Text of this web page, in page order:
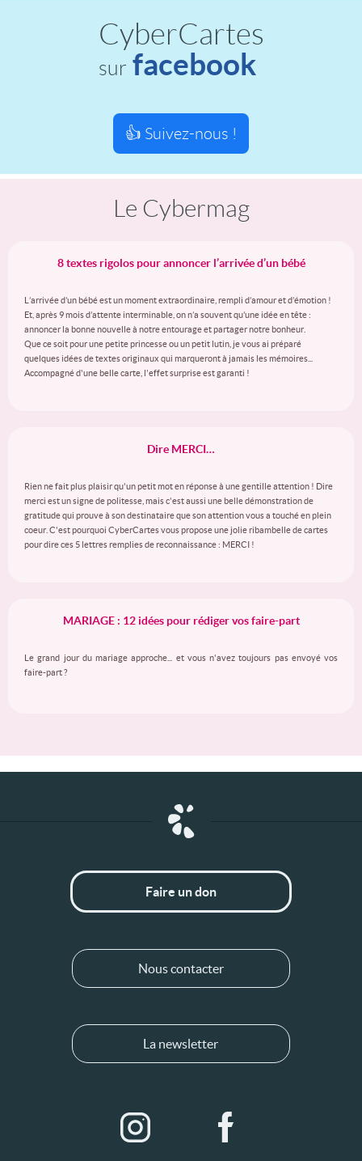
CyberCartes
sur facebook
👍 Suivez-nous !
Le Cybermag
8 textes rigolos pour annoncer l’arrivée d’un bébé
L’arrivée d’un bébé est un moment extraordinaire, rempli d’amour et d’émotion !
Et, après 9 mois d’attente interminable, on n’a souvent qu’une idée en tête :
annoncer la bonne nouvelle à notre entourage et partager notre bonheur.
Que ce soit pour une petite princesse ou un petit lutin, je vous ai préparé
quelques idées de textes originaux qui marqueront à jamais les mémoires...
Accompagné d'une belle carte, l'effet surprise est garanti !
Dire MERCI…
Rien ne fait plus plaisir qu'un petit mot en réponse à une gentille attention ! Dire
merci est un signe de politesse, mais c'est aussi une belle démonstration de
gratitude qui prouve à son destinataire que son attention vous a touché en plein
coeur. C'est pourquoi CyberCartes vous propose une jolie ribambelle de cartes
pour dire ces 5 lettres remplies de reconnaissance : MERCI !
MARIAGE : 12 idées pour rédiger vos faire-part
Le grand jour du mariage approche... et vous n'avez toujours pas envoyé vos
faire-part ?
Faire un don
Nous contacter
La newsletter